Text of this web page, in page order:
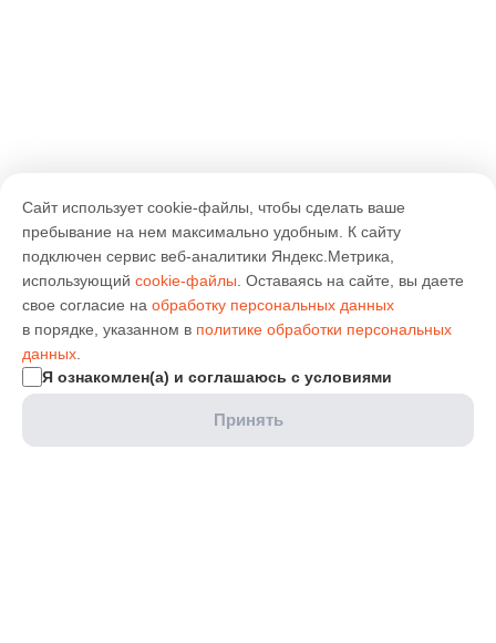
Сайт использует cookie-файлы, чтобы сделать ваше
пребывание на нем максимально удобным. К cайту
подключен сервис веб-аналитики Яндекс.Метрика,
использующий cookie-файлы . Оставаясь на сайте, вы даете
свое согласие на обработку персональных данных
в порядке, указанном в политике обработки персональных
данных
Я ознакомлен(а) и соглашаюсь с условиями
Принять